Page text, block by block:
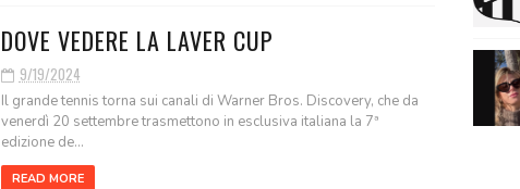
DOVE VEDERE LA LAVER CUP
9/19/2024
Il grande tennis torna sui canali di Warner Bros. Discovery, che da
venerdì 20 settembre trasmettono in esclusiva italiana la 7ª
edizione de...
READ MORE